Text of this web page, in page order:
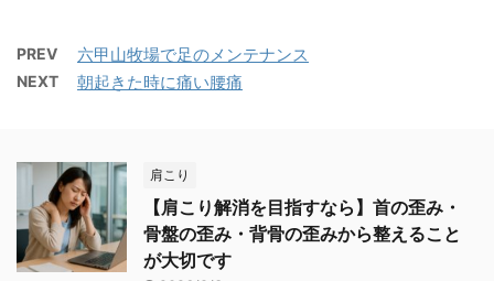
PREV 六甲山牧場で足のメンテナンス
NEXT 朝起きた時に痛い腰痛
肩こり
【肩こり解消を目指すなら】首の歪み・
骨盤の歪み・背骨の歪みから整えること
が大切です